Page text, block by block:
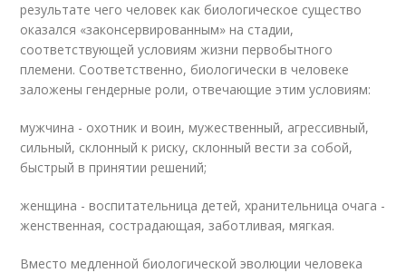
результате чего человек как биологическое существо
оказался «законсервированным» на стадии,
соответствующей условиям жизни первобытного
племени. Соответственно, биологически в человеке
заложены гендерные роли, отвечающие этим условиям:
мужчина - охотник и воин, мужественный, агрессивный,
сильный, склонный к риску, склонный вести за собой,
быстрый в принятии решений;
женщина - воспитательница детей, хранительница очага -
женственная, сострадающая, заботливая, мягкая.
Вместо медленной биологической эволюции человека